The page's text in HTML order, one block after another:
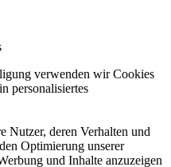
verwenden wir Cookies
personalisiertes
Nutzer, deren Verhalten und
Optimierung unserer
und Inhalte anzuzeigen